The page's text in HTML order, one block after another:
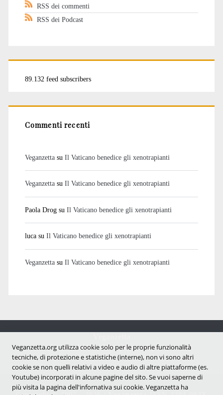
RSS dei commenti
RSS dei Podcast
89.132 feed subscribers
Commenti recenti
Veganzettasu Il Vaticano benedice gli xenotrapianti
Veganzettasu Il Vaticano benedice gli xenotrapianti
Paola Drogsu Il Vaticano benedice gli xenotrapianti
lucasu Il Vaticano benedice gli xenotrapianti
Veganzettasu Il Vaticano benedice gli xenotrapianti
Notizie dal mondo vegan e antispecista
Veganzetta.org utilizza cookie solo per le proprie funzionalità
tecniche, di protezione e statistiche (interne), non vi sono altri
cookie se non quelli relativi a video e audio di altre piattaforme (es.
Youtube) incorporati in alcune pagine del sito. Se vuoi saperne di
più visita la pagina dell'infornativa sui cookie. Veganzetta ha